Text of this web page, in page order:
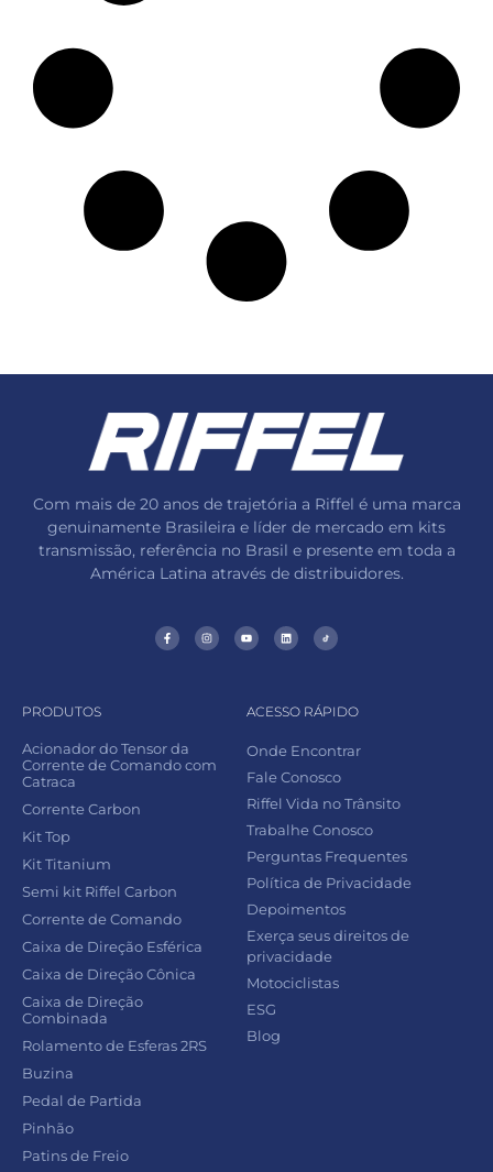
Com mais de 20 anos de trajetória a Riffel é uma marca
genuinamente Brasileira e líder de mercado em kits
transmissão, referência no Brasil e presente em toda a
América Latina através de distribuidores.
PRODUTOS
Acionador do Tensor da
Corrente de Comando com
Catraca
Corrente Carbon
Kit Top
Kit Titanium
Semi kit Riffel Carbon
Corrente de Comando
Caixa de Direção Esférica
Caixa de Direção Cônica
Caixa de Direção
Combinada
Rolamento de Esferas 2RS
Buzina
Pedal de Partida
Pinhão
Patins de Freio
ACESSO RÁPIDO
Onde Encontrar
Fale Conosco
Riffel Vida no Trânsito
Trabalhe Conosco
Perguntas Frequentes
Política de Privacidade
Depoimentos
Exerça seus direitos de
privacidade
Motociclistas
ESG
Blog